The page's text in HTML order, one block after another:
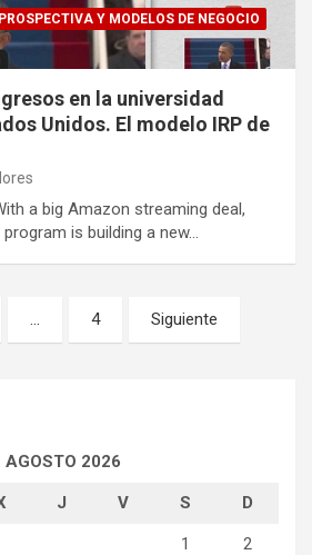
PROSPECTIVA Y MODELOS DE NEGOCIO
en la universidad
Unidos. El modelo IRP de
a big Amazon streaming deal,
program is building a new…
… 4 Siguiente
AGOSTO 2026
J V S D
1 2